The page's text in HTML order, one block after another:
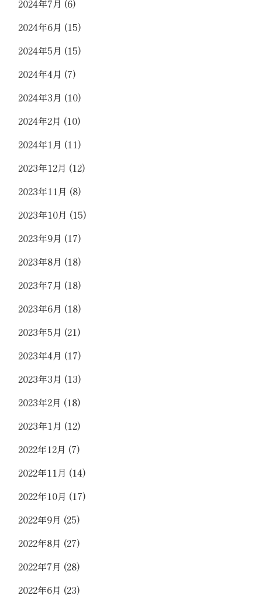
2024年7月 (6)
2024年6月 (15)
2024年5月 (15)
2024年4月 (7)
2024年3月 (10)
2024年2月 (10)
2024年1月 (11)
2023年12月 (12)
2023年11月 (8)
2023年10月 (15)
2023年9月 (17)
2023年8月 (18)
2023年7月 (18)
2023年6月 (18)
2023年5月 (21)
2023年4月 (17)
2023年3月 (13)
2023年2月 (18)
2023年1月 (12)
2022年12月 (7)
2022年11月 (14)
2022年10月 (17)
2022年9月 (25)
2022年8月 (27)
2022年7月 (28)
2022年6月 (23)